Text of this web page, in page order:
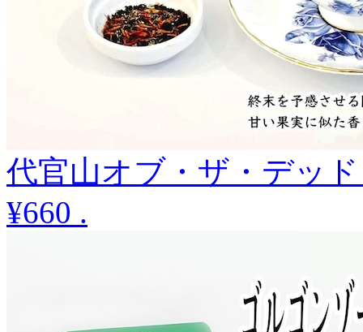
代官山オブ・ザ・デッ
¥660 .